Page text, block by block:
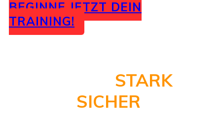
BEGINNE JETZT DEIN
TRAINING!
STARK
SICHER